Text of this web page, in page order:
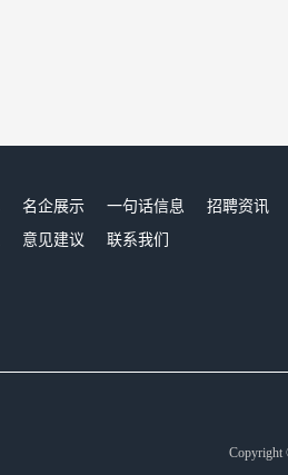
名企展示 一句话信息 招聘资讯
意见建议 联系我们
Copyright